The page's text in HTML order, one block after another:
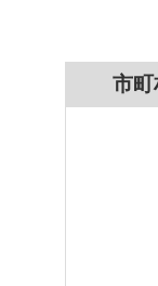
市町